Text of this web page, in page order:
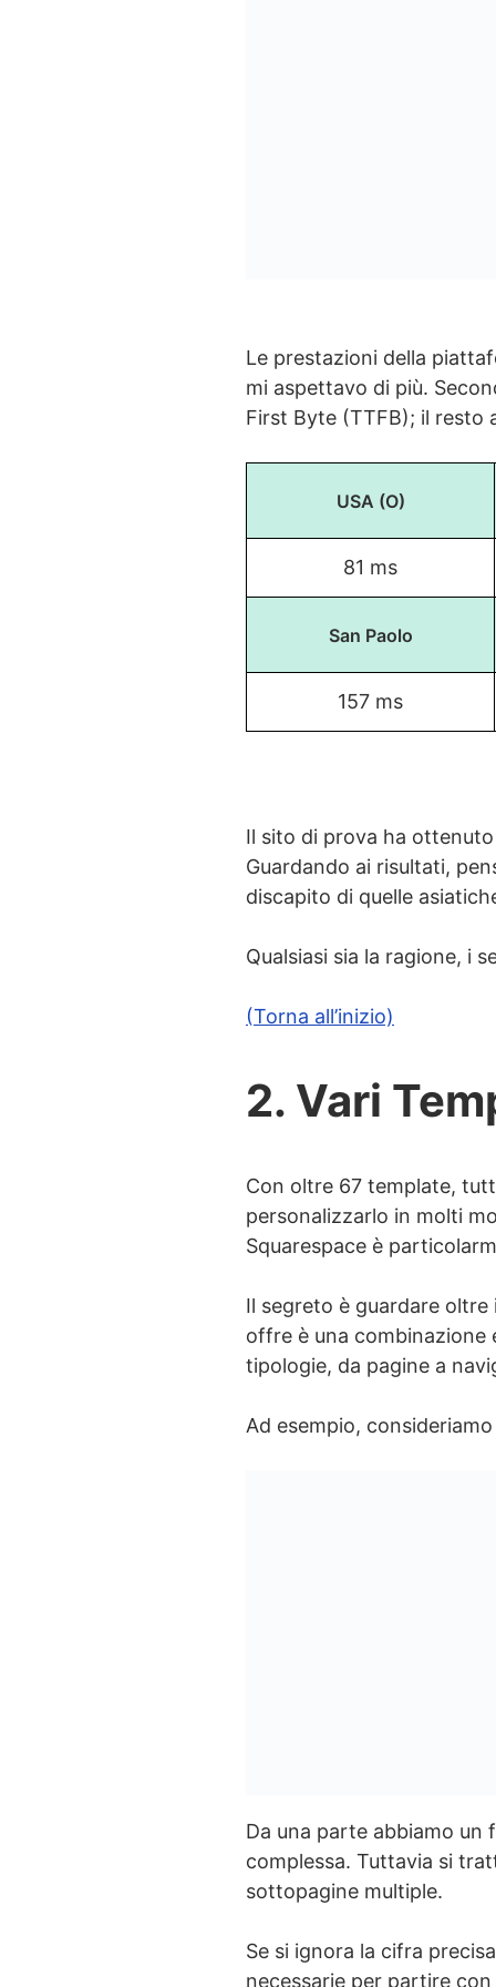
Le prestazioni della
mi aspettavo di più.
First Byte (TTFB); il resto
USA (O)
81 ms
San Paolo
157 ms
Il sito di prova ha
Guardando ai risultati,
discapito di quelle
Qualsiasi sia la ragione, i
(Torna all’inizio)
2. Vari
Con oltre 67 template,
personalizzarlo in molti
Squarespace è
Il segreto è guardare
offre è una combinazione
tipologie, da pagine a
Ad esempio,
Da una parte abbiamo un
complessa. Tuttavia si
sottopagine multiple.
Se si ignora la cifra
necessarie per partire con